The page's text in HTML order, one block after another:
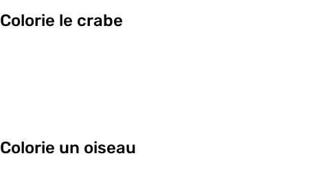
Colorie le crabe
Colorie un oiseau